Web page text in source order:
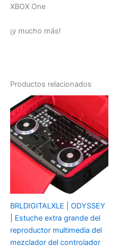
XBOX One
¡y mucho más!
Productos relacionados
BRLDIGITALXLE | ODYSSEY
| Estuche extra grande del
reproductor multimedia del
mezclador del controlador